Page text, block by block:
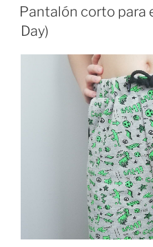
EL
Pantalón corto para
Day)